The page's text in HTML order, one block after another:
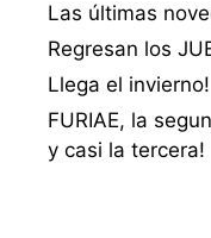
Las últimas
Regresan los
Llega el invierno!
FURIAE, la
y casi la tercera!